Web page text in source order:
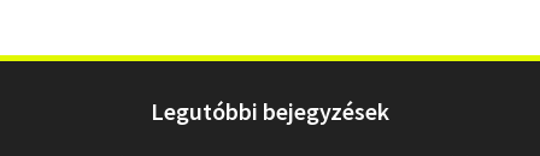
Legutóbbi bejegyzések